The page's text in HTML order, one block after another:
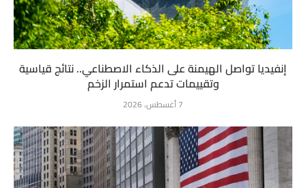
إنفيديا تواصل الهيمنة على الذكاء الاصطناعي.. نتائج قياسية
وتقييمات تدعم استمرار الزخم
7 أغسطس، 2026